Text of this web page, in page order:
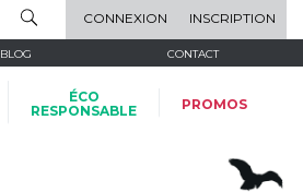
CONNEXION INSCRIPTION
BLOG CONTACT
ÉCO
RESPONSABLE
PROMOS